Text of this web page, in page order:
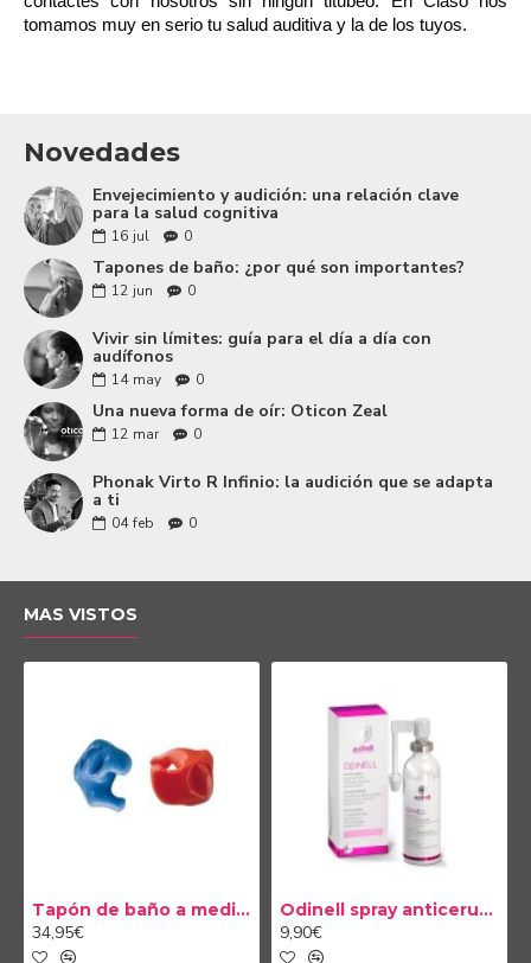
tomamos muy en serio tu salud auditiva y la de los tuyos.
Novedades
Envejecimiento y audición: una relación clave
para la salud cognitiva
16 jul 0
Tapones de baño: ¿por qué son importantes?
12 jun 0
Vivir sin límites: guía para el día a día con
audífonos
14 may 0
Una nueva forma de oír: Oticon Zeal
12 mar 0
Phonak Virto R Infinio: la audición que se adapta
a ti
04 feb 0
MAS VISTOS
Tapón de baño a medida
34,95€
Odinell spray anticerumen 50ml
9,90€